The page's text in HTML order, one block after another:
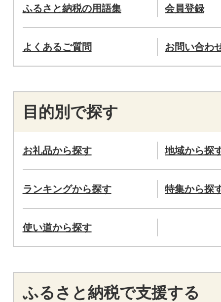
ふるさと納税の用語集 会員登録
よくあるご質問 お問い合わ
目的別で探す
お礼品から探す 地域から探
ランキングから探す 特集から探
使い道から探す
ふるさと納税で支援する